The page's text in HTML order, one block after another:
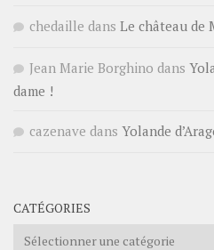
chedaille dans Le château de
Jean Marie Borghino dans
dame !
cazenave dans Yolande
CATÉGORIES
Catégories